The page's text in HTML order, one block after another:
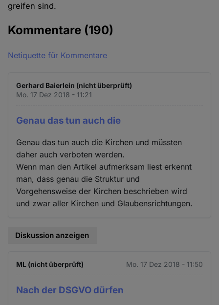
greifen sind.
Kommentare (190)
Netiquette für Kommentare
Gerhard Baierlein (nicht überprüft)
Mo. 17 Dez 2018 - 11:21
Genau das tun auch die
Genau das tun auch die Kirchen und müssten
daher auch verboten werden.
Wenn man den Artikel aufmerksam liest erkennt
man, dass genau die Struktur und
Vorgehensweise der Kirchen beschrieben wird
und zwar aller Kirchen und Glaubensrichtungen.
Diskussion anzeigen
ML (nicht überprüft) Mo. 17 Dez 2018 - 11:50
Nach der DSGVO dürfen